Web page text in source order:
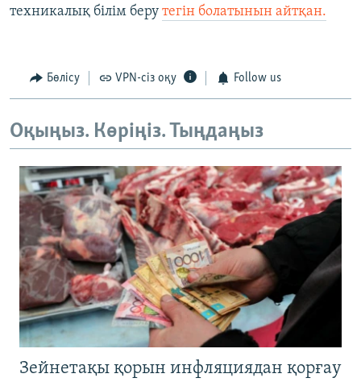
техникалық білім беру тегін болатынын айтқан.
Бөлісу VPN-сіз оқу Follow us
Оқыңыз. Көріңіз. Тыңдаңыз
Зейнетақы қорын инфляциядан қорғау